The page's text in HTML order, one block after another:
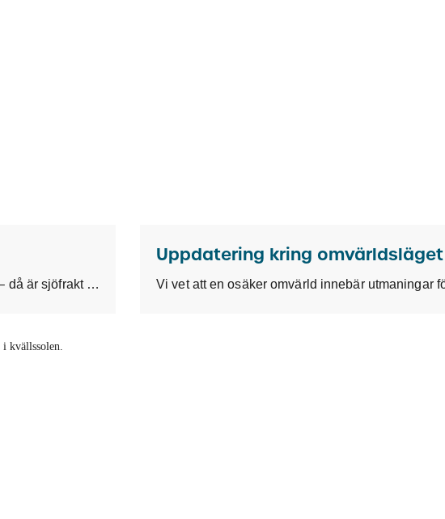
När du vill frakta mycket, långt och smart – då är sjöfrakt ofta svaret. Sjöfrakt